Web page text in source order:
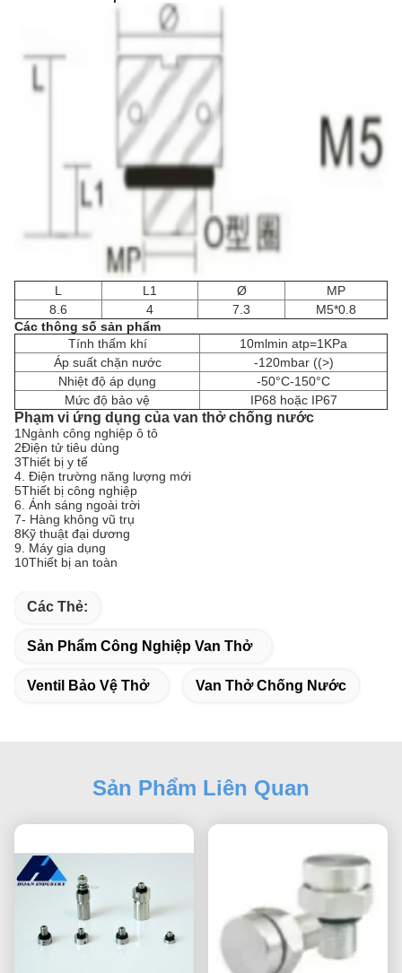
L L1 Ø
MP
8.6
4 7.3
M5*0.8
Các thông số sản phẩm
Tính thấm khí
10mlmin atp=1KPa
Áp suất chặn nước
-120mbar ((>)
Nhiệt độ áp dụng
-50°C-150°C
Mức độ bảo vệ
IP68 hoặc IP67
Phạm vi ứng dụng của van thở chống nước
1Ngành công nghiệp ô tô
2Điện tử tiêu dùng
3Thiết bị y tế
4. Điện trường năng lượng mới
5Thiết bị công nghiệp
6. Ánh sáng ngoài trời
7- Hàng không vũ trụ
8Kỹ thuật đại dương
9. Máy gia dụng
10Thiết bị an toàn
Các Thẻ:
Sản Phẩm Công Nghiệp Van Thở
Ventil Bảo Vệ Thở Van Thở Chống Nước
Sản Phẩm Liên Quan